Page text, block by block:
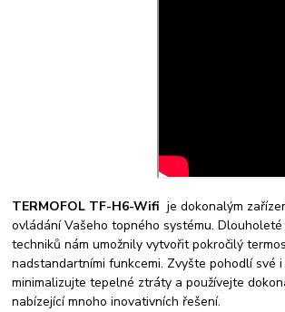
TERMOFOL TF-H6-Wifi je dokonalým
ovládání Vašeho topného systému.
techniků nám umožnily vytvořit pokročilý
nadstandartními funkcemi. Zvyšte pohodlí své i
minimalizujte tepelné ztráty a používejte
nabízející mnoho inovativních řešení.